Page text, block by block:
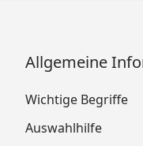
Allgemeine
Wichtige Begriffe
Auswahlhilfe